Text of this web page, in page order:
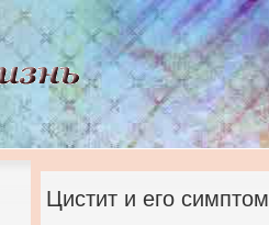
Цистит и его